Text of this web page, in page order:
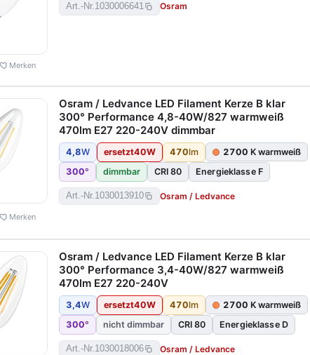
Merken
Art.-Nr.1030006641 Osram
Merken
Osram / Ledvance LED Filament Kerze B klar
300° Performance 4,8-40W/827 warmweiß
470lm E27 220-240V dimmbar
4,8W ersetzt40W 470lm 2700 K warmweiß
300° dimmbar CRI 80 Energieklasse F
Art.-Nr.1030013910 Osram / Ledvance
Osram / Ledvance LED Filament Kerze B klar
300° Performance 3,4-40W/827 warmweiß
470lm E27 220-240V
3,4W ersetzt40W 470lm 2700 K warmweiß
300° nicht dimmbar CRI 80 Energieklasse D
Art.-Nr.1030018006 Osram / Ledvance